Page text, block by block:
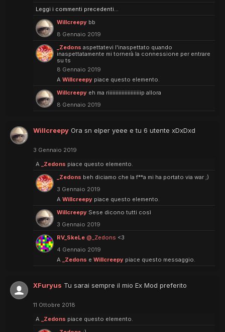
Leggi i commenti precedenti...
Willcreepy bb
8 Gennaio 2019
_Zedons aspettatevi l'inaspettato quando
inaspettatamente mi tornerà la connessione per entrare
su ts
8 Gennaio 2019
A Willcreepy piace questo elemento.
Willcreepy eh ma riiiiiiiiiiiiiiiiiiiiiip allora
8 Gennaio 2019
Willcreepy Ora sn elper yeee e tu 6 utente xDxDxd
3 Gennaio 2019
A
_Zedons piace questo elemento.
_Zedons beh diciamo che la f**a mi ha portato via war ;)
3 Gennaio 2019
A Willcreepy piace questo elemento.
Willcreepy Sese dicono tutti così
3 Gennaio 2019
RV_SkeLe @_Zedons <3
4 Gennaio 2019
A
_Zedons e Willcreepy piace questo messaggio.
XFuryus Tu sarai sempre il mio Ex Mod preferito
11 Ottobre 2018
A
_Zedons piace questo elemento.